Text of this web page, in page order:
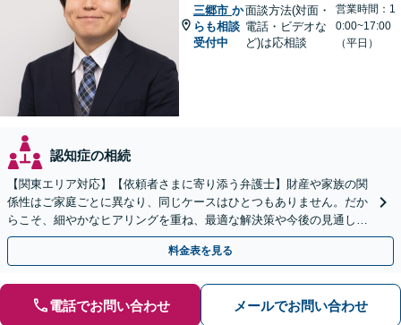
三郷市 か
らも相談
受付中
面談方法(対面・
電話・ビデオな
ど)は応相談
営業時間：1
0:00~17:00
（平日）
認知症の相続
【関東エリア対応】【依頼者さまに寄り添う弁護士】財産や家族の関
係性はご家庭ごとに異なり、同じケースはひとつもありません。だか
らこそ、細やかなヒアリングを重ね、最適な解決策や今後の見通しを
明確にお示しします。ぜひ一度当事務所へご相談ください。
料金表を見る
電話でお問い合わせ メールでお問い合わせ